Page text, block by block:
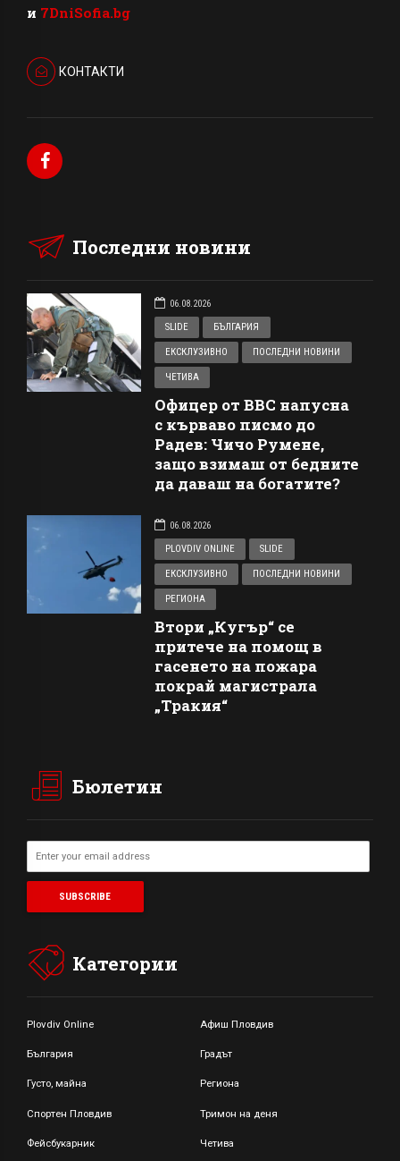
и 7DniSofia.bg
КОНТАКТИ
Последни новини
06.08.2026
SLIDE
БЪЛГАРИЯ
ЕКСКЛУЗИВНО ПОСЛЕДНИ НОВИНИ
ЧЕТИВА
Офицер от ВВС напусна
с кърваво писмо до
Радев: Чичо Румене,
защо взимаш от бедните
да даваш на богатите?
06.08.2026
PLOVDIV ONLINE
SLIDE
ЕКСКЛУЗИВНО ПОСЛЕДНИ НОВИНИ
РЕГИОНА
Втори „Кугър“ се
притече на помощ в
гасенето на пожара
покрай магистрала
„Тракия“
Бюлетин
Категории
Plovdiv Online Афиш Пловдив
България Градът
Густо, майна Региона
Спортен Пловдив Тримон на деня
Фейсбукарник Четива